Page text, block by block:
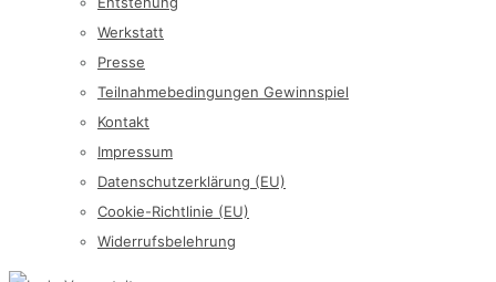
Werkstatt
Presse
Teilnahmebedingungen Gewinnspiel
Kontakt
Impressum
Datenschutzerklärung (EU)
Cookie-Richtlinie (EU)
Widerrufsbelehrung